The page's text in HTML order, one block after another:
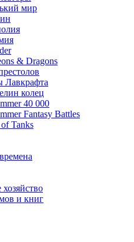
мир
& Dragons
Лавкрафта
колец
40 000
Fantasy Battles
Tanks
и книг